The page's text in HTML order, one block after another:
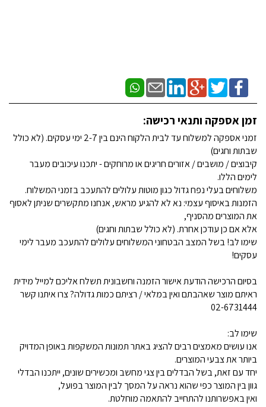
זמן אספקה ותנאי רכישה:
זמני אספקה למשלוח עד לבית הלקוח הינם בין 2-7 ימי עסקים. (לא כולל
שבתות וחגים)
קיבוצים / מושבים / אזורים חריגים או מרוחקים - יתכנו עיכובים מעבר
לימים הללו.
משלוחים בעלי נפח גדול כגון מוטות עלולים להתעכב בזמני המשלוח.
הזמנות באיסוף עצמי: נא לא להגיע מראש, אנחנו מתקשרים שניתן לאסוף
את המוצרים מהסניף,
אלא אם כן עודכן אחרת. (לא כולל שבתות וחגים)
שימו לב! בשל המצב הבטחוני המשלוחים עלולים להתעכב מעבר לימי
עסקים!
בסיום הרכישה הודעת אישור הזמנה וחשבונית תשלח אליכם למייל מידית
ראיתם מוצר שאהבתם ואין במלאי / רציתם כמות גדולה? צרו איתנו קשר
02-6731444
שימו לב:
אנו עושים מאמצים רבים להציג באתר תמונות המשקפות באופן המדויק
ביותר את צבעי המוצרים.
יחד עם זאת, בשל הבדלים בין צגי מחשב ומכשירים שונים, ייתכנו הבדלי
גוון בין המוצר כפי שהוא נראה על המסך לבין המוצר בפועל,
ואין באפשרותנו להתחייב להתאמה מוחלטת.